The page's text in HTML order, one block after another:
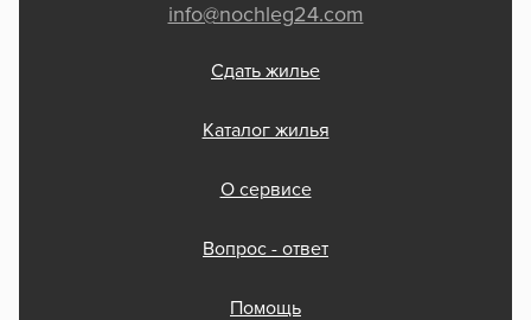
info@nochleg24.com
Сдать жилье
Каталог жилья
О сервисе
Вопрос - ответ
Помощь